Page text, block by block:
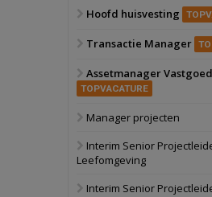
28 september 2026
Hoofd huisvesting
Transactie Manager
Assetmanager Vastgoed
TOPVACATURE
Manager projecten
Interim Senior
Leefomgeving
Interim Senior